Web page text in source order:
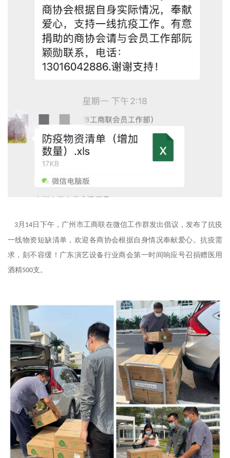
3月 14 日下午，广州市工商联在微信工作群发出倡议，发布了抗疫
一线物资短缺清单，欢迎各商协会根据自身情况奉献爱心。抗疫需
求，刻不容缓！广东演艺设备行业商会第一时间响应号召捐赠医用
酒精500支。